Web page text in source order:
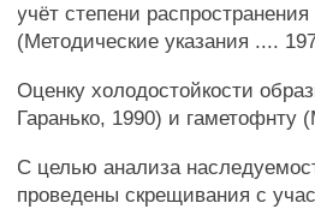
учёт степени
(Методические указания ....
Оценку холодостойкости
Гаранько, 1990) и гаметофнту
С целью анализа
проведены скрещивания с